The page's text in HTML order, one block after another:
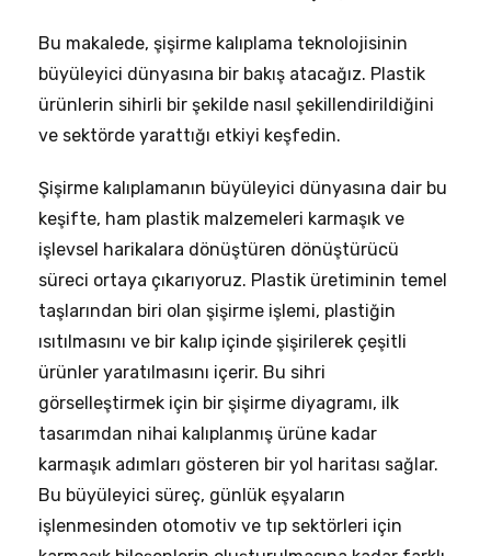
Bu makalede, şişirme kalıplama teknolojisinin
büyüleyici dünyasına bir bakış atacağız. Plastik
ürünlerin sihirli bir şekilde nasıl şekillendirildiğini
ve sektörde yarattığı etkiyi keşfedin.
Şişirme kalıplamanın büyüleyici dünyasına dair bu
keşifte, ham plastik malzemeleri karmaşık ve
işlevsel harikalara dönüştüren dönüştürücü
süreci ortaya çıkarıyoruz. Plastik üretiminin temel
taşlarından biri olan şişirme işlemi, plastiğin
ısıtılmasını ve bir kalıp içinde şişirilerek çeşitli
ürünler yaratılmasını içerir. Bu sihri
görselleştirmek için bir şişirme diyagramı, ilk
tasarımdan nihai kalıplanmış ürüne kadar
karmaşık adımları gösteren bir yol haritası sağlar.
Bu büyüleyici süreç, günlük eşyaların
işlenmesinden otomotiv ve tıp sektörleri için